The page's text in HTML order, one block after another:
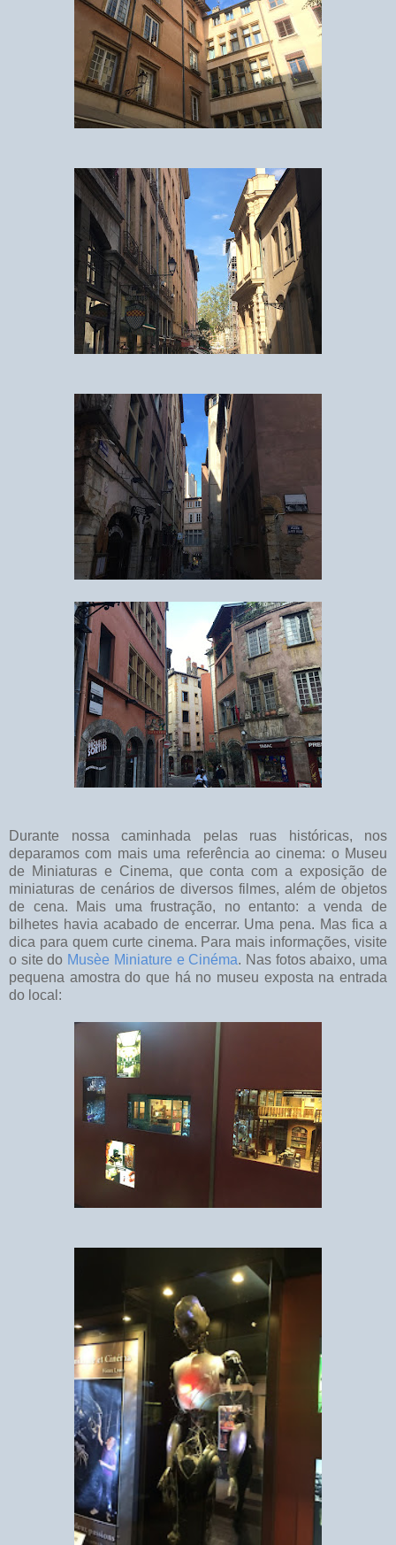
Durante nossa caminhada pelas ruas históricas, nos
deparamos com mais uma referência ao cinema: o Museu
de Miniaturas e Cinema, que conta com a exposição de
miniaturas de cenários de diversos filmes, além de objetos
de cena. Mais uma frustração, no entanto: a venda de
bilhetes havia acabado de encerrar. Uma pena. Mas fica a
dica para quem curte cinema. Para mais informações, visite
o site do Musèe Miniature e Cinéma. Nas fotos abaixo, uma
pequena amostra do que há no museu exposta na entrada
do local: